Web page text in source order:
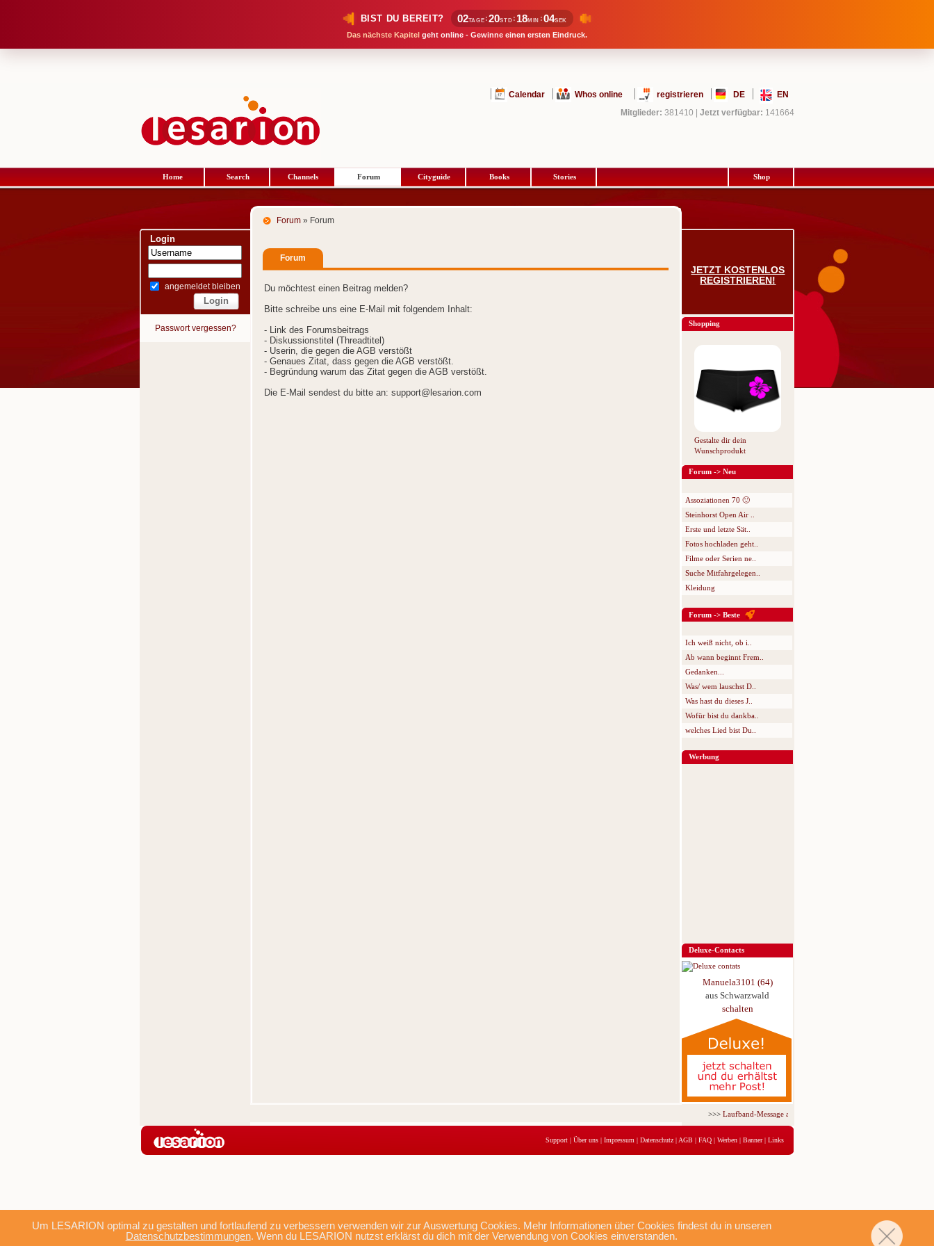
BIST DU BEREIT? 02TAGE :20STD : 18MIN :04SEK
Das nächste Kapitel geht online - Gewinne einen ersten Eindruck.
Um LESARION optimal zu gestalten und fortlaufend zu verbessern verwenden wir zur Auswertung Cookies. Mehr Informationen über Cookies findest du in unseren
Datenschutzbestimmungen. Wenn du LESARION nutzst erklärst du dich mit der Verwendung von Cookies einverstanden.
Calendar Whos online registrieren DE
EN
Mitglieder: 381410 Jetzt verfügbar: 141664
Home Search Channels Forum Cityguide Books Stories Shop
Login
angemeldet bleiben
Passwort vergessen?
Forum » Forum
Forum
Du möchtest einen Beitrag melden?
Bitte schreibe uns eine E-Mail mit folgendem Inhalt:
- Link des Forumsbeitrags
- Diskussionstitel (Threadtitel)
- Userin, die gegen die AGB verstößt
- Genaues Zitat, dass gegen die AGB verstößt.
- Begründung warum das Zitat gegen die AGB verstößt.
Die E-Mail sendest du bitte an: support@lesarion.com
JETZT KOSTENLOS
REGISTRIEREN!
Shopping
Gestalte dir dein
Wunschprodukt
Forum -> Neu
Assoziationen 70 🙂
Steinhorst Open Air ..
Erste und letzte Sät..
Fotos hochladen geht..
Filme oder Serien ne..
Suche Mitfahrgelegen..
Kleidung
Forum -> Beste
Ich weiß nicht, ob i..
Ab wann beginnt Frem..
Gedanken...
Was/ wem lauschst D..
Was hast du dieses J..
Wofür bist du dankba..
welches Lied bist Du..
Werbung
Deluxe-Contacts
Manuela3101 (64)
aus Schwarzwald
schalten
>>>Laufband-Message ab nur 5,95 € für 3 Tage!
Support | Über uns | Impressum | Datenschutz | AGB | FAQ | Werben | Banner| Links